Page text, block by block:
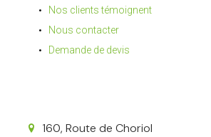
Nos clients témoignent
Nous contacter
Demande de devis
160, Route de Choriol